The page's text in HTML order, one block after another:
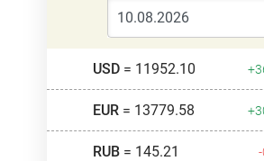
USD= 11952.10
EUR= 13779.58
RUB= 145.21